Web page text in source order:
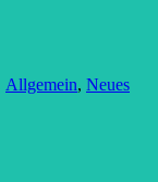
Allgemein, Neues